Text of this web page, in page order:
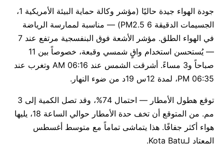
جودة الهواء جيدة حاليًا (مؤشر وكالة حماية البيئة الأمريكية 1،
الجسيمات الدقيقة PM2.5 6) — مناسبة لممارسة الرياضة
في الهواء الطلق. مؤشر الأشعة فوق البنفسجية مرتفع عند 7
— يُستحسن استخدام واقٍ شمسي وقبعة، خصوصاً بين 11
صباحاً و3 مساءً. أشرقت الشمس عند 06:16 AM وتغرب عند
06:35 PM، لمدة 12س 19د من ضوء النهار.
توقع هطول الأمطار — احتمال 74%، وقد تصل الكمية إلى 3
مم. من المتوقع أن تخف حدة الأمطار حوالي الساعة 18، يليها
هواء أكثر جفافًا. هذا يتماشى تماماً مع متوسط أغسطس
المعتاد لـKota Batu.